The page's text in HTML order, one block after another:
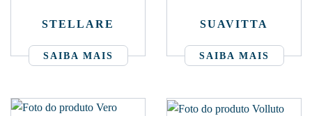
STELLARE
SAIBA MAIS
SUAVITTA
SAIBA MAIS